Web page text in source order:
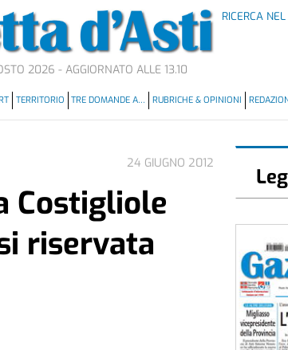
RICERCA
2026 - AGGIORNATO ALLE 13.10
TERRITORIO TRE DOMANDE A… RUBRICHE & OPINIONI
24 GIUGNO 2012
Costigliole
riservata